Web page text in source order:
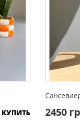
КУПИТЬ 2450